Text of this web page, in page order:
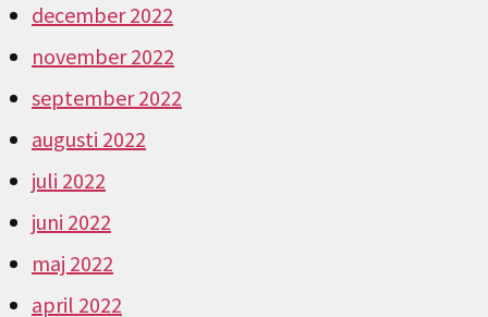
december 2022
november 2022
september 2022
augusti 2022
juli 2022
juni 2022
maj 2022
april 2022